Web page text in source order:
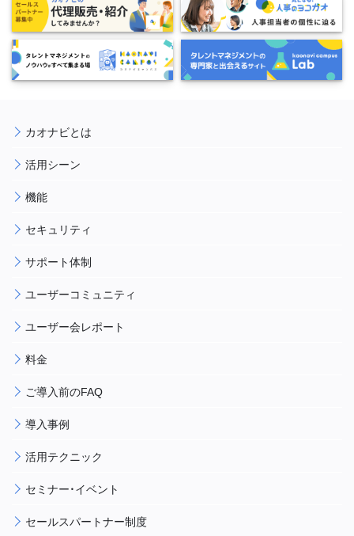
カオナビとは
活用シーン
機能
セキュリティ
サポート体制
ユーザーコミュニティ
ユーザー会レポート
料金
ご導入前のFAQ
導入事例
活用テクニック
セミナー・イベント
セールスパートナー制度